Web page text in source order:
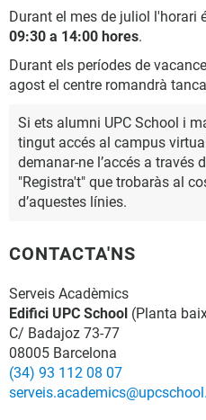
Durant el mes de juliol l'horari
09:30 a 14:00 hores.
Durant els períodes de
agost el centre romandrà
Si ets alumni UPC School i
tingut accés al campus
demanar-ne l’accés a través
"Registra't" que trobaràs al
d’aquestes línies.
CONTACTA'NS
Serveis Acadèmics
Edifici UPC School (Planta
C/ Badajoz 73-77
08005 Barcelona
(34) 93 112 08 07